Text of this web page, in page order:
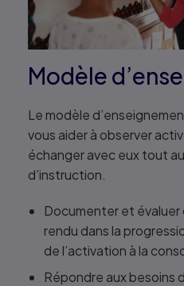
Modèle
Le modèle
vous aider à observer
échanger avec eux tout
d’instruction.
Documenter et
rendu dans la
de l’activation à la
Répondre aux besoins